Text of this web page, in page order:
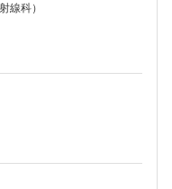
ます。
真】
線科）
谷剛一，掛田伸吾】
田裕義，中本裕士】
壮大】